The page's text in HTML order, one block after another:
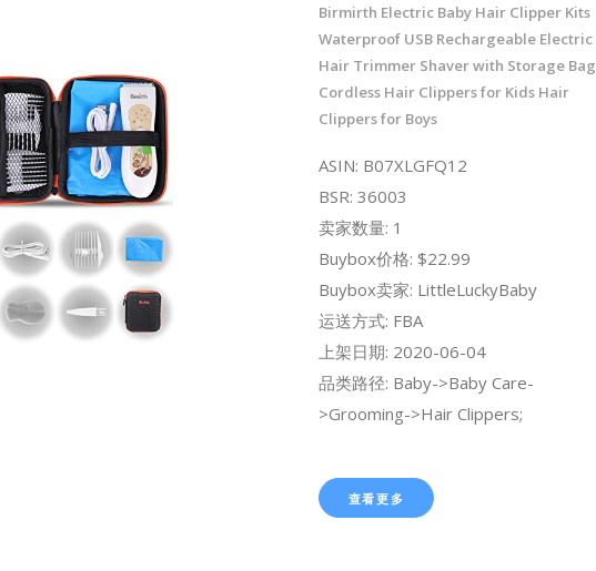
Birmirth Electric Baby Hair Clipper Kits
Waterproof USB Rechargeable Electric
Hair Trimmer Shaver with Storage Bag
Cordless Hair Clippers for Kids Hair
Clippers for Boys
ASIN: B07XLGFQ12
BSR: 36003
卖家数量: 1
Buybox价格: $22.99
Buybox卖家: LittleLuckyBaby
运送方式: FBA
上架日期: 2020-06-04
品类路径: Baby->Baby Care-
>Grooming->Hair Clippers;
查看更多